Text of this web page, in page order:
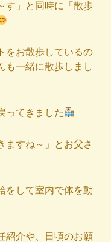
す」と同時に「散歩
をお散歩しているの
も一緒に散歩しまし
ってきました
ますね～」とお父さ
をして室内で体を動
紹介や、日頃のお願